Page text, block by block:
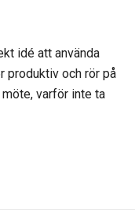
idé att använda
produktiv och rör på
varför inte ta